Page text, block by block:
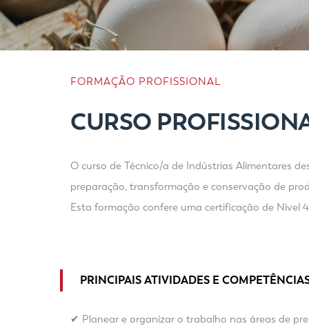
FORMAÇÃO PROFISSIONAL
CURSO
O curso de Técnico/a de Indústrias Alimentares
preparação, transformação e conservação de
Esta formação confere uma certificação de Nível
PRINCIPAIS ATIVIDADES E
✔ Planear e organizar o trabalho nas áreas de